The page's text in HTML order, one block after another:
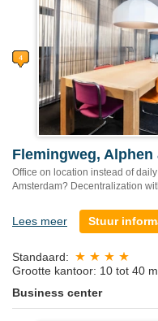
Flemingweg, Alphen
Office on location instead of
Amsterdam? Decentralization
Lees meer Stuur
Standaard:
Grootte kantoor: 10 tot 40
Business center